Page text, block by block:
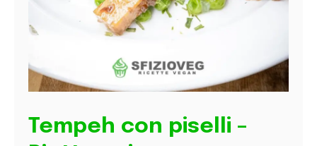
Tempeh con piselli –